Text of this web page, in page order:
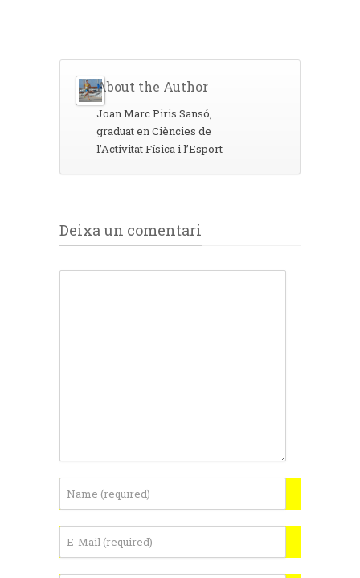
About the Author
Joan Marc Piris Sansó,
graduat en Ciències de
l’Activitat Física i l’Esport
Deixa un comentari